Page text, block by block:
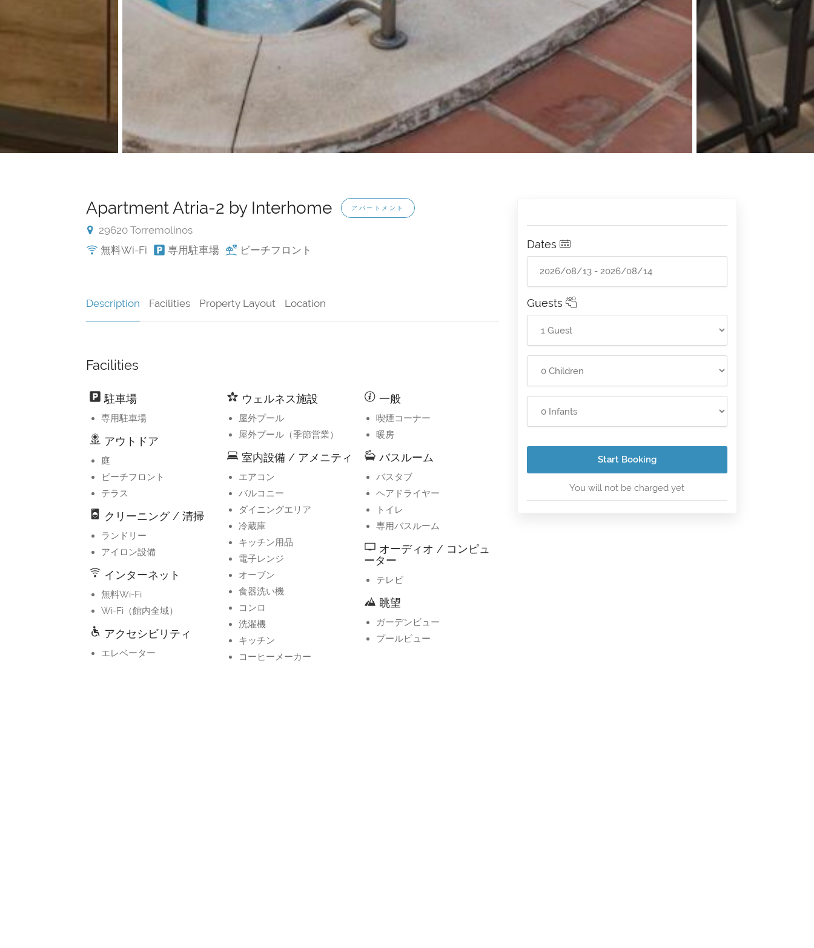
Apartment Atria-2 by Interhome アパートメント
29620 Torremolinos
無料Wi-Fi
専用駐車場 ビーチフロント
Description Facilities Property Layout Location
Facilities
駐車場
専用駐車場
アウトドア
庭
ビーチフロント
テラス
クリーニング / 清掃
ランドリー
アイロン設備
インターネット
無料Wi-Fi
Wi-Fi（館内全域）
アクセシビリティ
エレベーター
ウェルネス施設
屋外プール
屋外プール（季節営業）
室内設備 / アメニティ
エアコン
バルコニー
ダイニングエリア
冷蔵庫
キッチン用品
電子レンジ
オーブン
食器洗い機
コンロ
洗濯機
キッチン
コーヒーメーカー
一般
喫煙コーナー
暖房
バスルーム
バスタブ
ヘアドライヤー
トイレ
専用バスルーム
オーディオ / コンピュ
ーター
テレビ
眺望
ガーデンビュー
プールビュー
Dates
Guests
Start Booking
You will not be charged yet